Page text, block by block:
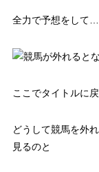
全力で予想をして
ここでタイトルに
どうして競馬を外
見るのと